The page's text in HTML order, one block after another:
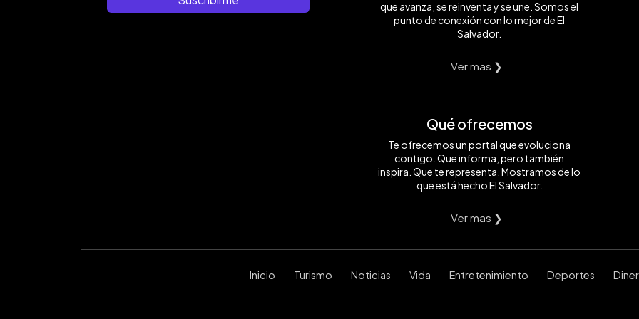
que avanza, se reinventa y se une. Somos el
punto de conexión con lo mejor de El
Salvador.
Ver mas ❯
Qué ofrecemos
Te ofrecemos un portal que evoluciona
contigo. Que informa, pero también
inspira. Que te representa. Mostramos de lo
que está hecho El Salvador.
Ver mas ❯
Inicio Turismo Noticias Vida Entretenimiento Deportes